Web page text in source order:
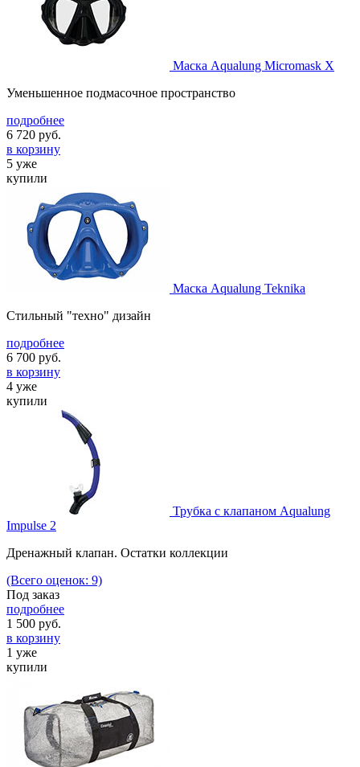
Маска Aqualung Micromask X
Уменьшенное подмасочное пространство
подробнее
6 720 руб.
в корзину
5 уже
купили
Маска Aqualung Teknika
Стильный "техно" дизайн
подробнее
6 700 руб.
в корзину
4 уже
купили
Трубка с клапаном Aqualung
Impulse 2
Дренажный клапан. Остатки коллекции
(Всего оценок: 9)
Под заказ
подробнее
1 500 руб.
в корзину
1 уже
купили